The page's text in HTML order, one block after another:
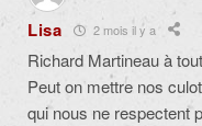
Lisa 2 mois il y a
Richard Martineau à
Peut on mettre nos
qui nous ne respectent